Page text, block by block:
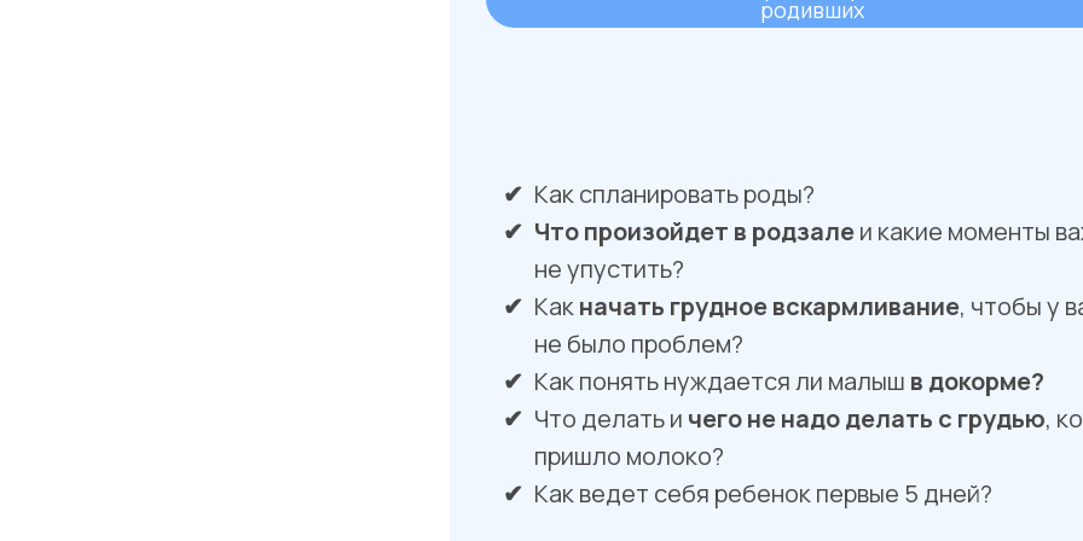
родивших
Как спланировать роды?
Что произойдет в родзалеи какие моменты
не упустить?
Какначать грудное вскармливание, чтобы у
не было проблем?
Как понять нуждается ли малыш в докорме?
Что делать и чего не надо делать с грудью,
пришло молоко?
Как ведет себя ребенок первые 5 дней?